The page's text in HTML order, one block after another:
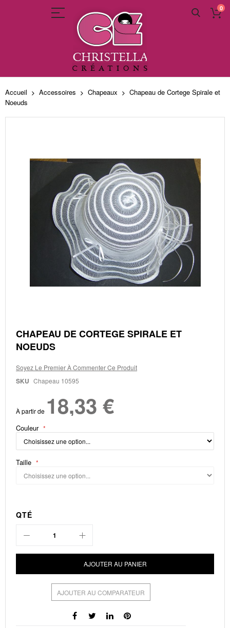
0
Allez
au
contenu
Accueil Accessoires Chapeaux
Chapeau de Cortege Spirale et
Noeuds
Skip
to
the
of
the
images
CHAPEAU DE CORTEGE SPIRALE ET
NOEUDS
Soyez Le Premier À Commenter Ce Produit
SKU Chapeau 10595
À partir de 18,33 €
Couleur
Taille
QTÉ
AJOUTER AU PANIER
AJOUTER AU COMPARATEUR